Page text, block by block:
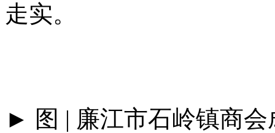
走实。
► 图 | 廉江市石岭镇商会